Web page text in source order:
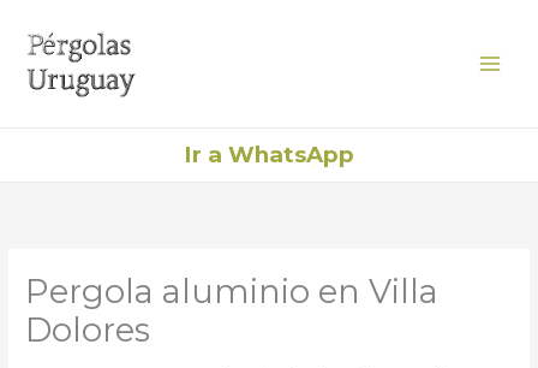
contenido
Ir a WhatsApp
Pergola aluminio en Villa
Dolores